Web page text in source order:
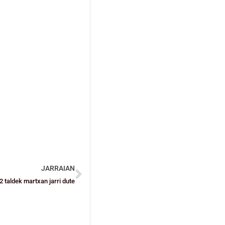
JARRAIAN
taldek martxan jarri dute